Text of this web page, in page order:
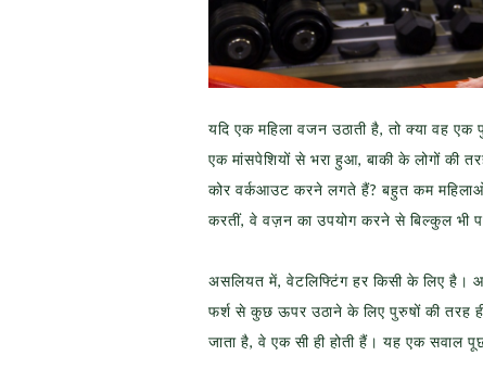
यदि एक महिला वजन उठाती है, तो क्या वह
एक मांसपेशियों से भरा हुआ, बाकी के लोगों की
कोर वर्कआउट करने लगते हैं? बहुत कम महिलाओं
करतीं, वे वज़न का उपयोग करने से बिल्कुल भी
असलियत में, वेटलिफ्टिंग हर किसी के लिए
फर्श से कुछ ऊपर उठाने के लिए पुरुषों की तरह
जाता है, वे एक सी ही होती हैं। यह एक सवाल